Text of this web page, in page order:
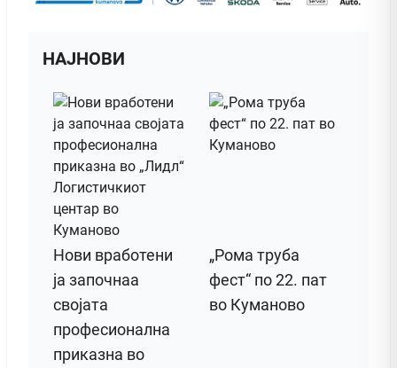
НАЈНОВИ
Нови вработени
ја започнаа
својата
професионална
приказна во
„Рома труба
фест“ по 22. пат
во Куманово